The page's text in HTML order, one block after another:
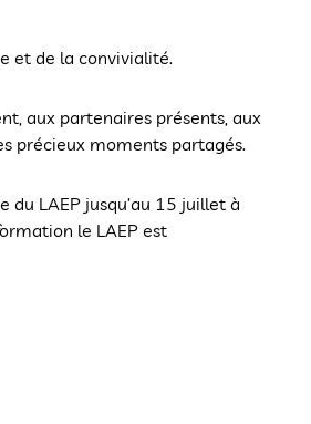
et de la convivialité.
aux partenaires présents, aux
précieux moments partagés.
LAEP jusqu’au 15 juillet à
le LAEP est